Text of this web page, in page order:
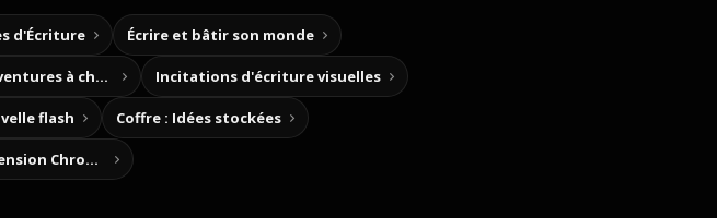
d'Écriture Écrire et bâtir son monde
Créez vos propres aventures à choix Incitations d'écriture visuelles
flash Coffre : Idées stockées
Notes d’histoire (Extension Chrome)